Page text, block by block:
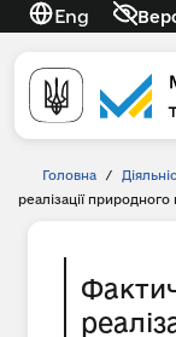
Eng
Головна /
реалізації природного